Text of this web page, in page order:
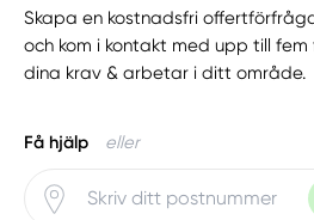
Skapa en kostnadsfri
och kom i kontakt med upp till
dina krav & arbetar i ditt område.
Få hjälp eller